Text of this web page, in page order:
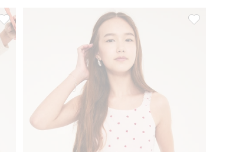
Maska do spania, Dodaj do listy ulubione